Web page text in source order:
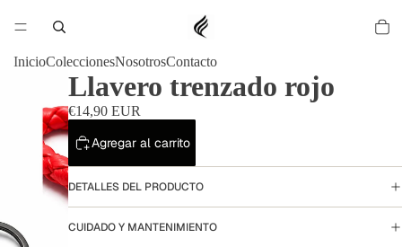
InicioColeccionesNosotrosContacto
Llavero trenzado rojo
€14,90 EUR
Agregar al carrito
DETALLES DEL PRODUCTO
CUIDADO Y MANTENIMIENTO